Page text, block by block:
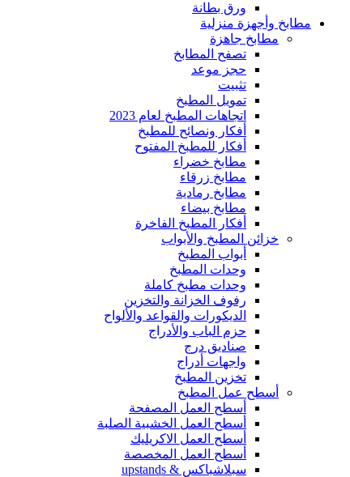
ورق بطانة
مطابخ وأجهزة منزلية
مطابخ جاهزة
تصفح المطابخ
حجز موعد
تثبيت
تمويل المطبخ
اتجاهات المطبخ لعام 2023
أفكار ونصائح للمطبخ
أفكار للمطبخ المفتوح
مطابخ خضراء
مطابخ زرقاء
مطابخ رمادية
مطابخ بيضاء
أفكار المطبخ الفاخرة
خزائن المطبخ والأبواب
أبواب المطبخ
وحدات المطبخ
وحدات مطبخ كاملة
رفوف الخزانة والتخزين
الديكورات والقواعد والألواح
حزم الباب والأدراج
صناديق درج
واجهات أدراج
تخزين المطبخ
أسطح عمل المطبخ
أسطح العمل المصفحة
أسطح العمل الخشبية الصلبة
أسطح العمل الاكريليك
أسطح العمل المخصصة
سبلاشباكس & upstands